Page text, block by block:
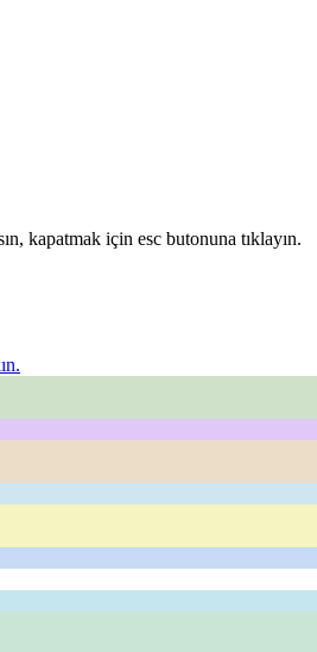
kapatmak için esc butonuna tıklayın.